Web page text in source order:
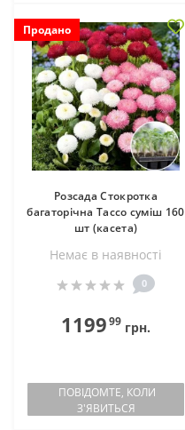
Продано
Розсада Стокротка
багаторічна Тассо суміш 160
шт (касета)
Немає в наявностi
0
119999 грн.
ПОВІДОМТЕ, КОЛИ
З'ЯВИТЬСЯ